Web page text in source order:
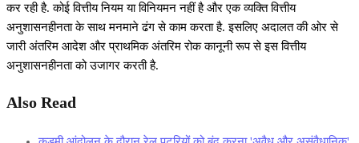
कर रही है. कोई वित्तीय नियम या विनियमन नहीं है और एक व्यक्ति वित्तीय
अनुशासनहीनता के साथ मनमाने ढंग से काम करता है. इसलिए अदालत की ओर से
जारी अंतरिम आदेश और प्राथमिक अंतरिम रोक कानूनी रूप से इस वित्तीय
अनुशासनहीनता को उजागर करती है.
Also Read